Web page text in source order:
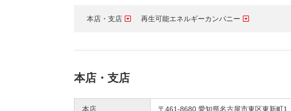
本店・支店 再生可能エネルギーカンパニー
本店・支店
本店
〒461-8680 愛知県名古屋市東区東新町1